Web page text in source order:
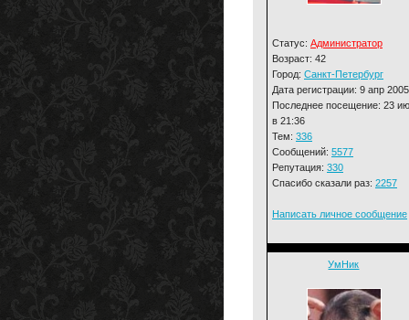
Статус: Администратор
Возраст: 42
Город: Санкт-Петербург
Дата регистрации: 9 апр 2005
Последнее посещение: 23
в 21:36
Тем: 336
Сообщений: 5577
Репутация: 330
Спасибо сказали раз: 2257
Написать личное сообщение
УмНик